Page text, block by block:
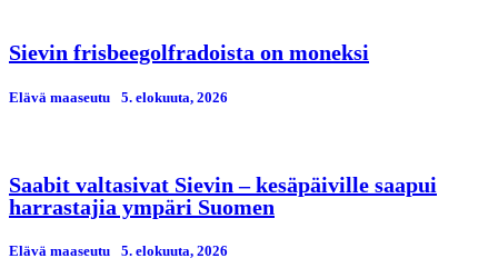
Sievin frisbeegolfradoista on moneksi
Elävä maaseutu 5. elokuuta, 2026
Saabit valtasivat Sievin – kesäpäiville saapui
harrastajia ympäri Suomen
Elävä maaseutu 5. elokuuta, 2026